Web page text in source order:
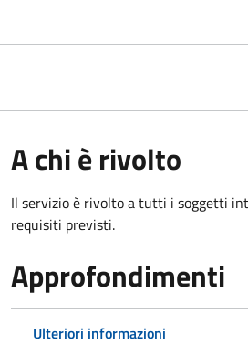
A chi è rivolto
Il servizio è rivolto a tutti i soggetti
requisiti previsti.
Approfondimenti
Ulteriori informazioni